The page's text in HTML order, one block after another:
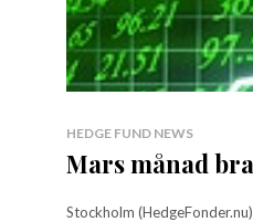
HEDGE FUND NEWS
Mars månad
Stockholm